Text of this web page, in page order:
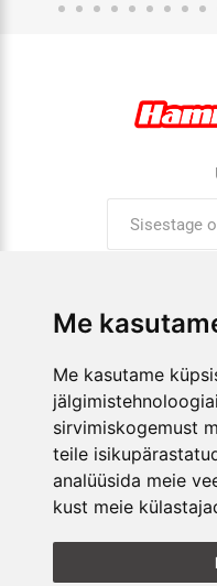
Me
Me kasutame
sirvimiskogemust
teile
analüüsida meie
kust meie